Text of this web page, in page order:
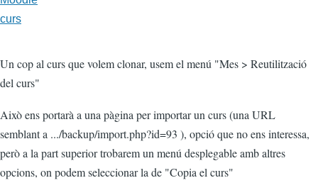
curs
Un cop al curs que volem clonar, usem el menú "Mes > Reutilització
del curs"
Això ens portarà a una pàgina per importar un curs (una URL
semblant a .../backup/import.php?id=93 ), opció que no ens interessa,
però a la part superior trobarem un menú desplegable amb altres
opcions, on podem seleccionar la de "Copia el curs"